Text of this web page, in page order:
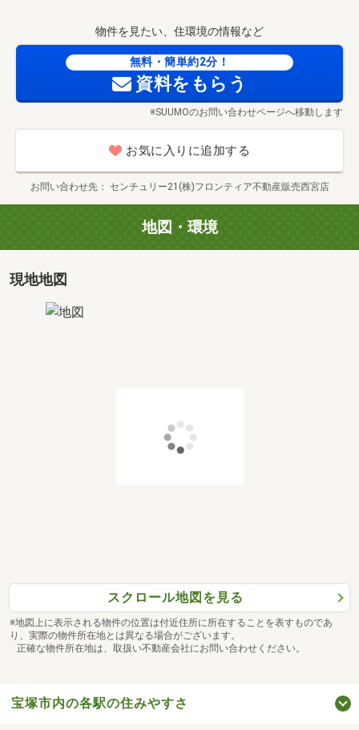
ロ目線でライフプランをご提案させていただきます。
弊社は金融機関より『地域貢献賞』を頂いたこともあり、
住宅ローンに自信がございます！！
は変化しますが、弊社では、
沢山の金融機関とかなり親しくさせて頂いており、お客様
てご相談くださいませ。
弊社は『年中無休』で営業しており、営業時間外でのご案
内やご契約も元気にご対応中！
迅速にご対応させていただきます！
最寄り駅やご自宅までお車でお迎えに上がり、そのまま現
『ローン相談だけ』『お家の中だけ見てみたい』などご要
望にお応え致します！
おおよその所要時間は下記をご参考ください
・資金計画やローンのご相談（約30分～）
物件を見たい、住環境の情報など
無料・簡単約2分！
資料をもらう
※SUUMOのお問い合わせページへ移動します
お気に入りに追加する
お問い合わせ先 センチュリー21(株)フロンティア不動産販売西宮店
地図・環境
現地地図
スクロール地図を見る
※地図上に表示される物件の位置は付近住所に所在することを表すものであ
り、実際の物件所在地とは異なる場合がございます。
正確な物件所在地は、取扱い不動産会社にお問い合わせください。
宝塚市内の各駅の住みやすさ